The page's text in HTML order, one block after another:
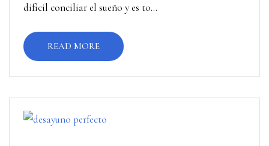
difícil conciliar el sueño y es to...
READ MORE